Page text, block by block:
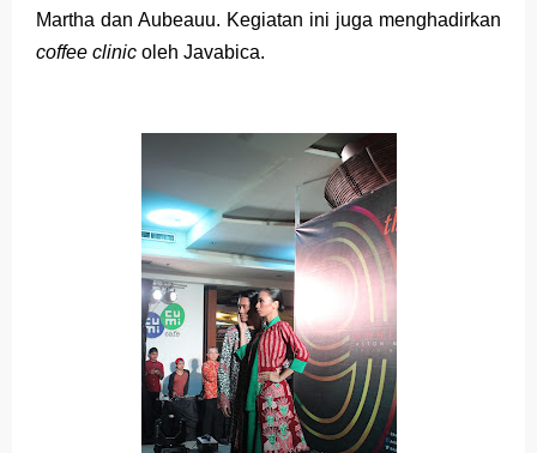
Martha dan Aubeauu. Kegiatan ini juga menghadirkan
coffee clinic oleh Javabica.